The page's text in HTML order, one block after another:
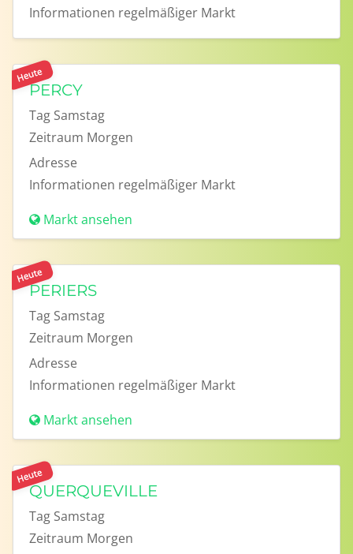
Informationen regelmäßiger Markt
Heute
PERCY
Tag Samstag
Zeitraum Morgen
Adresse
Informationen regelmäßiger Markt
Markt ansehen
Heute
PERIERS
Tag Samstag
Zeitraum Morgen
Adresse
Informationen regelmäßiger Markt
Markt ansehen
Heute
QUERQUEVILLE
Tag Samstag
Zeitraum Morgen